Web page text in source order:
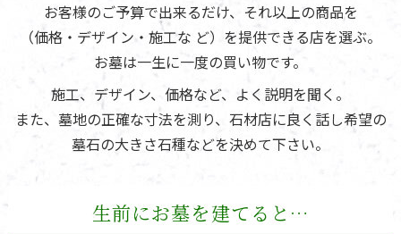
お客様のご予算で出来るだけ、それ以上の商品を
（価格・デザイン・施工な ど）を提供できる店を選ぶ。
お墓は一生に一度の買い物です。
施工、デザイン、価格など、よく説明を聞く。
また、墓地の正確な寸法を測り、石材店に良く話し希望の
墓石の大きさ石種などを決めて下さい。
生前にお墓を建てると…